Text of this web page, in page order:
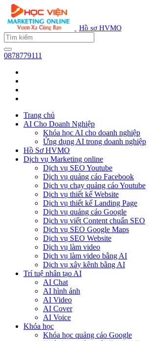
Hồ sơ HVMO
0878779111
Trang chủ
AI Cho Doanh Nghiệp
Khóa học AI cho doanh nghiệp
Ứng dụng AI trong doanh nghiệp
Hồ Sơ HVMO
Dịch vụ Marketing online
Dịch vụ SEO Youtube
Dịch vụ quảng cáo Facebook
Dịch vụ chạy quảng cáo Youtube
Dịch vụ thiết kế Website
Dịch vụ thiết kế Landing Page
Dịch vụ quảng cáo Google
Dịch vụ viết Content chuẩn SEO
Dịch vụ SEO Google Maps
Dịch vụ SEO Website
Dịch vụ làm video
Dịch vụ làm video bằng AI
Dịch vụ xây kênh bằng AI
Trí tuệ nhân tạo AI
AI Chat
AI hình ảnh
AI Video
AI Cover
AI Voice
Khóa học
Khóa học quảng cáo Google